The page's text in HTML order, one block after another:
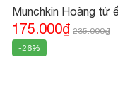
Munchkin Hoàng tử
175.000₫ 235.000₫
-26%